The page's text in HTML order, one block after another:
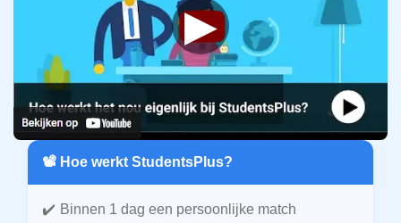
▶
📽️ Hoe werkt StudentsPlus?
Binnen 1 dag een persoonlijke match